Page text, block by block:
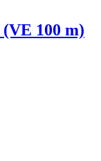
100 m)